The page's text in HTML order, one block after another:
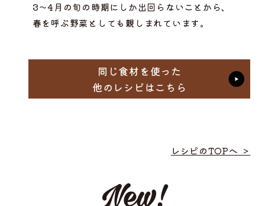
3～4月の旬の時期にしか出回らないことから、
春を呼ぶ野菜としても親しまれています。
同じ食材を使った
他のレシピはこちら
レシピのTOPへ ＞